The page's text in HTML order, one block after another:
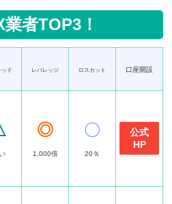
者TOP3！
ッド レバレッジ ロスカット 口座開設
◎
1,000倍
〇
20％
公式
HP